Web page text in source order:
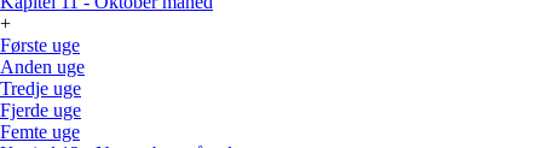
+
Første uge
Anden uge
Tredje uge
Fjerde uge
Femte uge